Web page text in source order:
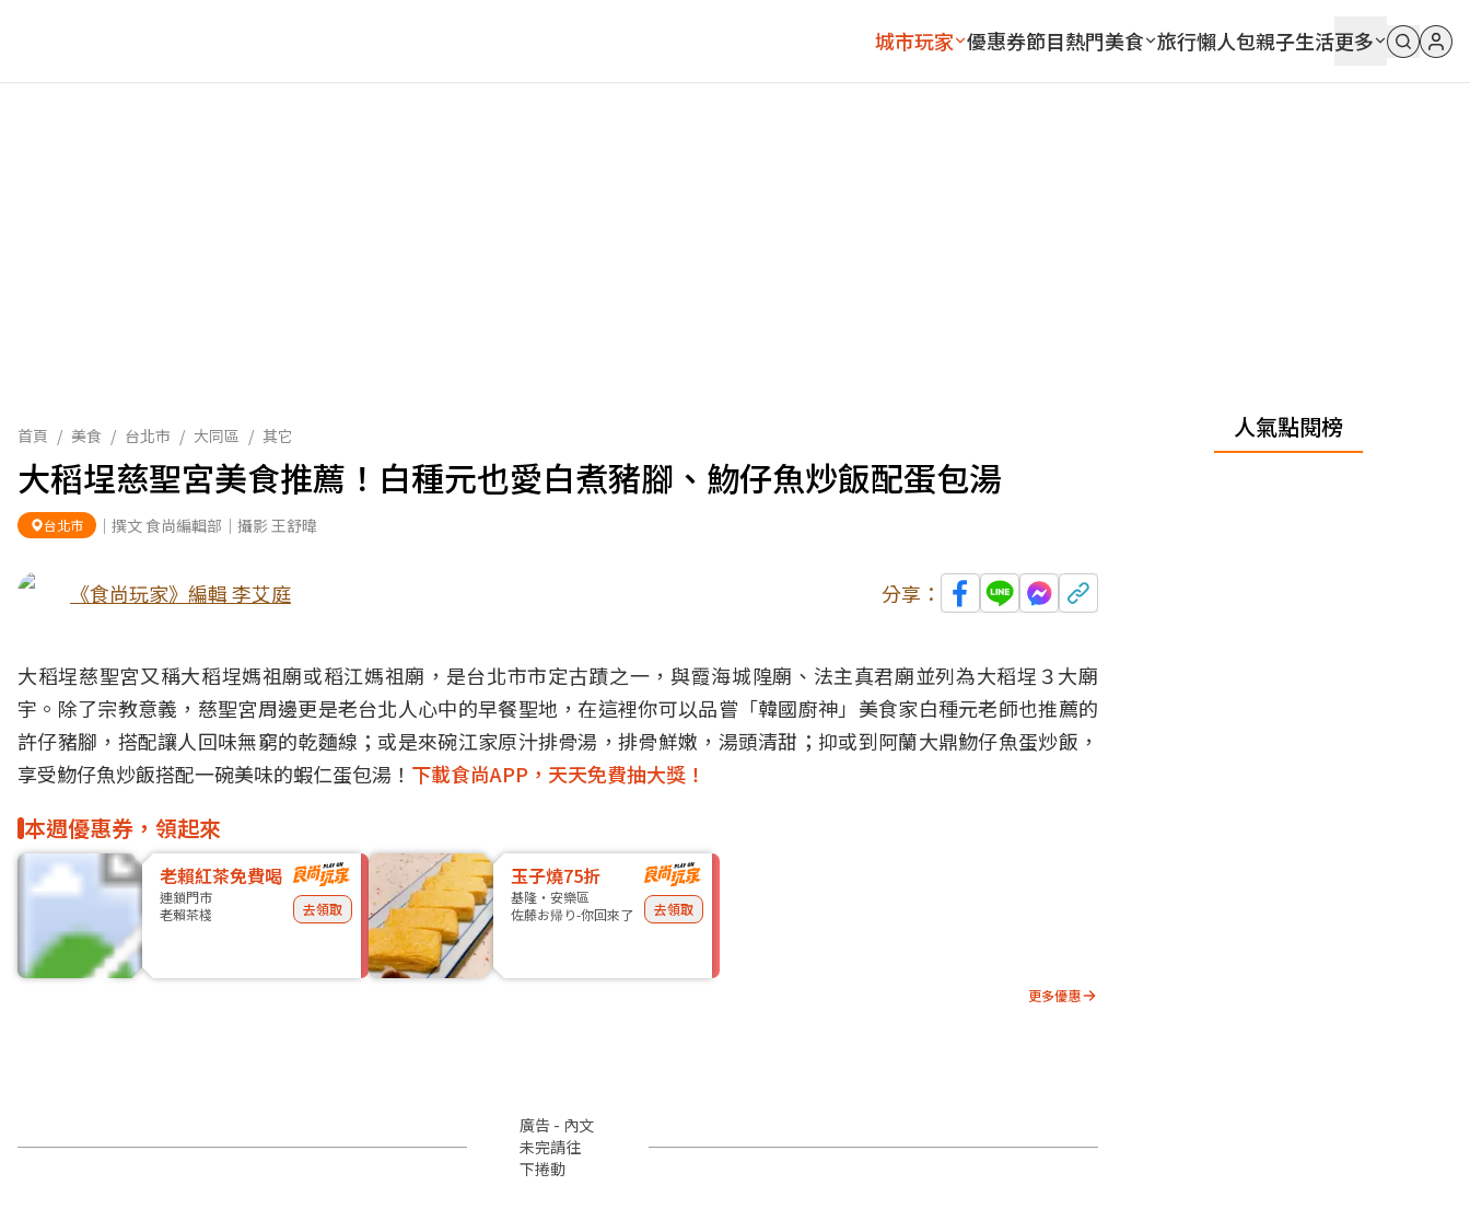
城市玩家 優惠券節目熱門美食 旅行懶人包親子生活更多
首頁 / 美食 / 台北市 / 大同區 / 其它
大稻埕慈聖宮美食推薦！白種元也愛白煮豬腳、魩仔魚炒飯配蛋包湯
台北市 ｜撰文 食尚編輯部｜攝影 王舒暐
《食尚玩家》編輯 李艾庭 分享：
大稻埕慈聖宮又稱大稻埕媽祖廟或稻江媽祖廟，是台北市市定古蹟之一，與霞海城隍廟、法主真君廟並列為大稻埕３大廟
宇。除了宗教意義，慈聖宮周邊更是老台北人心中的早餐聖地，在這裡你可以品嘗「韓國廚神」美食家白種元老師也推薦的
許仔豬腳，搭配讓人回味無窮的乾麵線；或是來碗江家原汁排骨湯，排骨鮮嫩，湯頭清甜；抑或到阿蘭大鼎魩仔魚蛋炒飯，
享受魩仔魚炒飯搭配一碗美味的蝦仁蛋包湯！ 下載食尚APP，天天免費抽大獎！
本週優惠券，領起來
老賴紅茶免費喝
連鎖門市
老賴茶棧
去領取
玉子燒75折
基隆・安樂區
佐藤お帰り-你回來了
去領取
更多優惠
廣告 - 內文
未完請往
下捲動
人氣點閱榜